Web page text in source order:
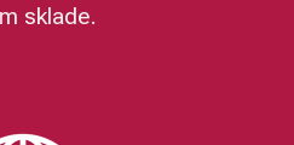
sklade.